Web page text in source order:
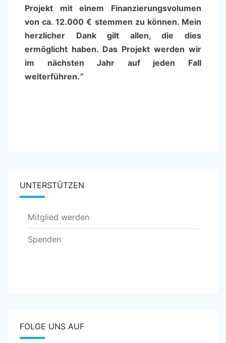
Projekt mit einem Finanzierungsvolumen
von ca. 12.000 € stemmen zu können. Mein
herzlicher Dank gilt allen, die dies
ermöglicht haben. Das Projekt werden wir
im nächsten Jahr auf jeden Fall
weiterführen.“
UNTERSTÜTZEN
Mitglied werden
Spenden
FOLGE UNS AUF